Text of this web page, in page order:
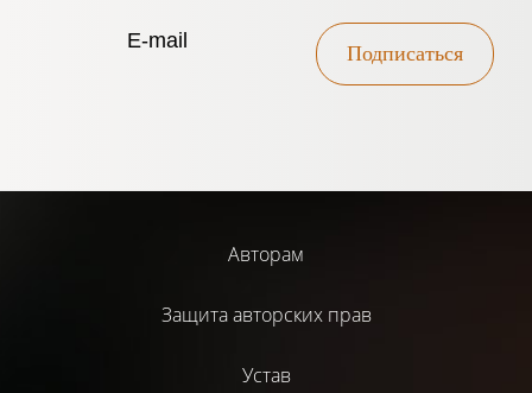
Подписаться
Авторам
Защита авторских прав
Устав